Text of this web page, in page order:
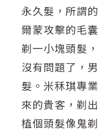
永久髮，所謂
爾蒙攻擊的毛
剃一小塊頭髮
沒有問題了，
髮。米秝琪專
來的貴客，剃
植個頭髮像鬼